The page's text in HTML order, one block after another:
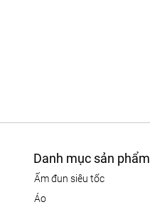
Danh mục sản phẩm
ấm đun siêu tốc
áo